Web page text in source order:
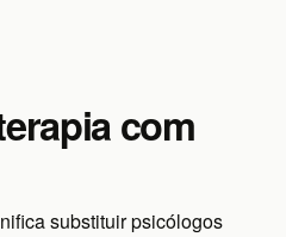
com
substituir psicólogos